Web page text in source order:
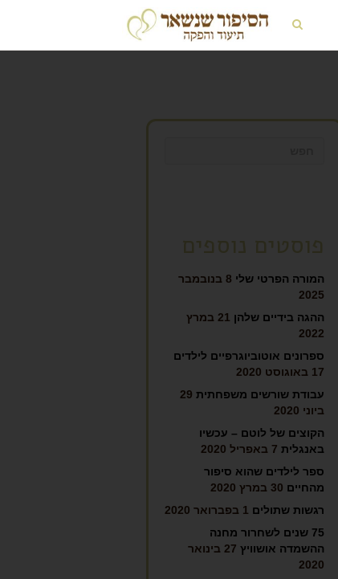
פוסטים נוספים
המורה הפרטי שלי
8 בנובמבר
2025
ההגה בידיים שלהן
21 במרץ
2022
ספרונים אוטוביוגרפיים לילדים
17 באוגוסט 2020
עבודת שורשים משפחתית 29
ביוני 2020
הקוצים של לוטם – עכשיו
באנגלית 7 באפריל 2020
ספר לילדים שהוא סיפור
מהחיים 30 במרץ 2020
רגשות שתולים 1 בפברואר 2020
75 שנים לשחרור מחנה
ההשמדה אושוויץ
27 בינואר
2020